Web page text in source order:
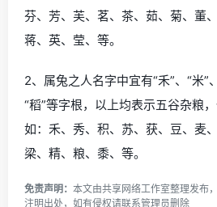
芬、芳、芙、茗、茶、茹、菊、董
蒋、英、莹、等。
2、属兔之人名字中宜有“禾”、“米”、
“稻”等字根，以上均表示五谷杂粮
如：禾、秀、积、苏、获、豆、麦
梁、精、粮、黍、等。
免责声明： 本文由共享网络工作室整理发布
注明出处，如有侵权请联系管理员删除